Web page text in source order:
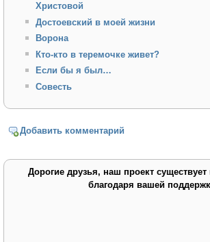
Христовой
Достоевский в моей жизни
Ворона
Кто-кто в теремочке живет?
Если бы я был…
Совесть
Добавить комментарий
Дорогие друзья, наш проект
благодаря вашей